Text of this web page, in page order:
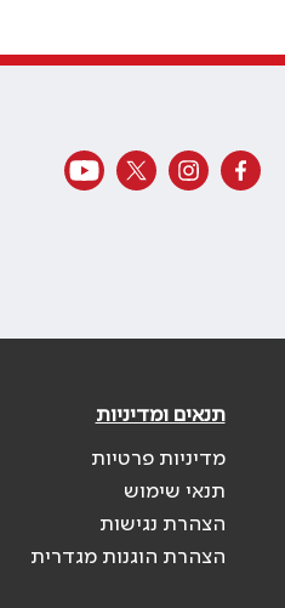
תנאים ומדיניות
מדיניות פרטיות
תנאי שימוש
הצהרת נגישות
הצהרת הוגנות מגדרית